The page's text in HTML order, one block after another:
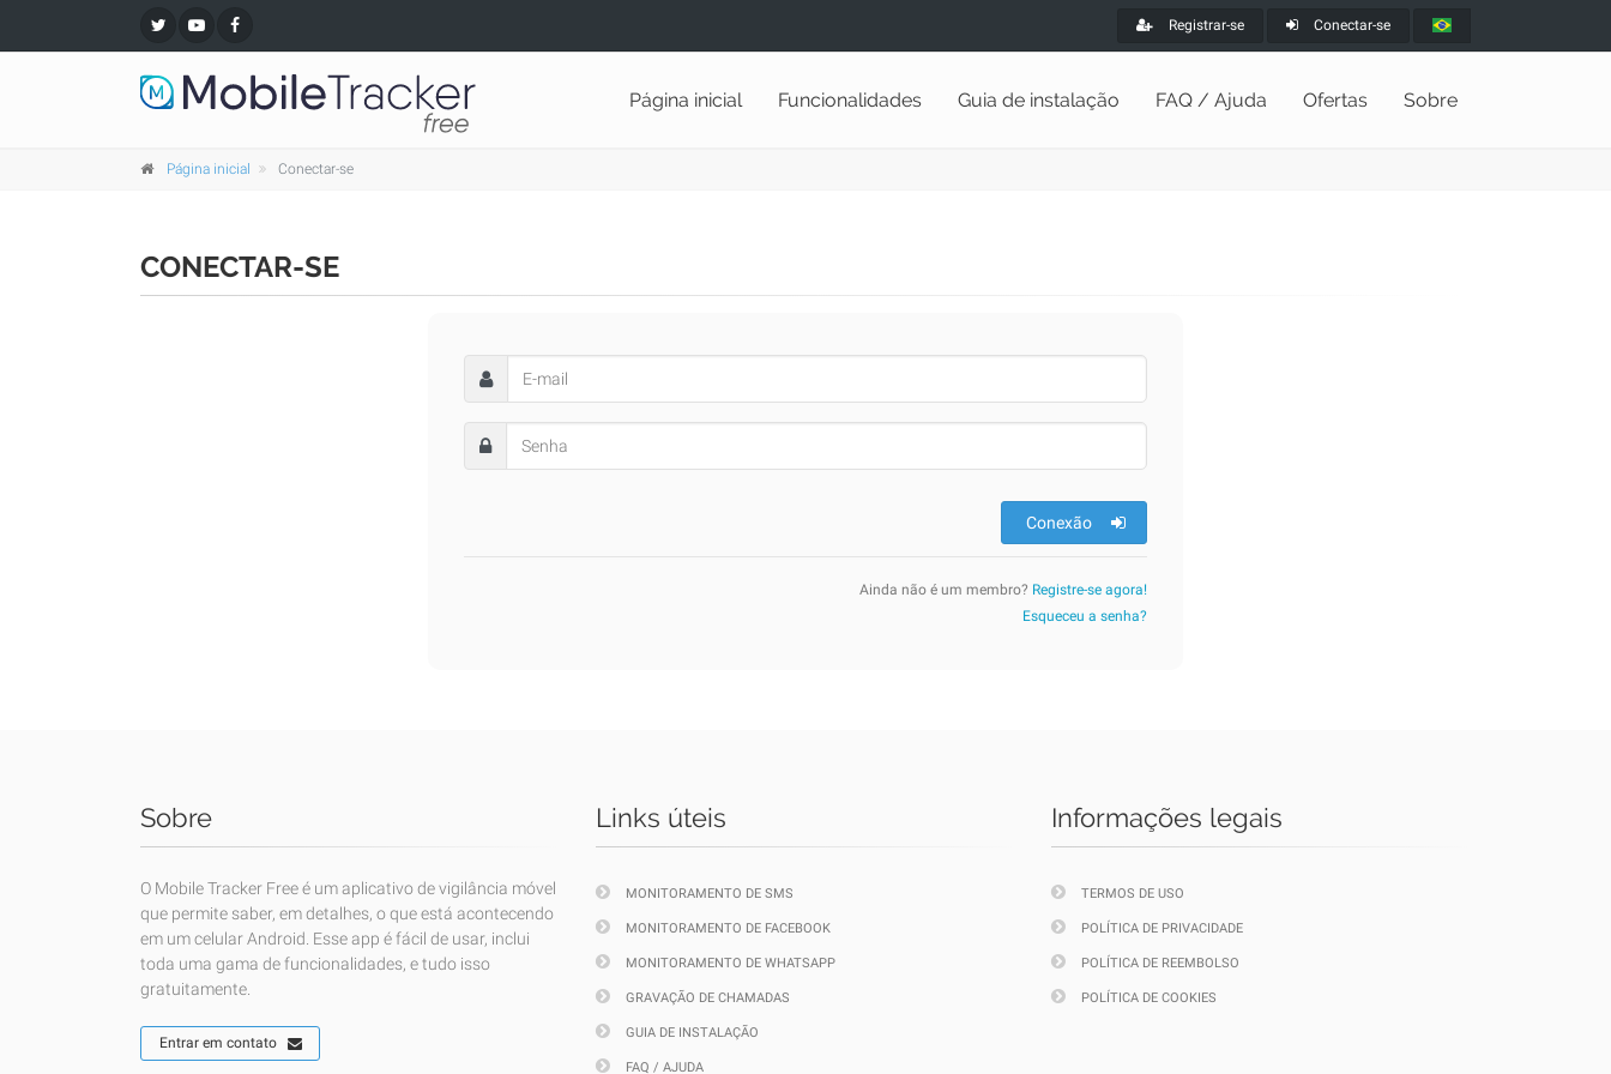
Registrar-se Conectar-se
Página inicial Funcionalidades Guia de instalação FAQ / Ajuda Ofertas Sobre
Página inicial Conectar-se
CONECTAR-SE
Conexão
Ainda não é um membro? Registre-se agora!
Esqueceu a senha?
Sobre
O Mobile Tracker Free é um aplicativo de vigilância móvel
que permite saber, em detalhes, o que está acontecendo
em um celular Android. Esse app é fácil de usar, inclui
toda uma gama de funcionalidades, e tudo isso
gratuitamente.
Entrar em contato
Links úteis
MONITORAMENTO DE SMS
MONITORAMENTO DE FACEBOOK
MONITORAMENTO DE WHATSAPP
GRAVAÇÃO DE CHAMADAS
GUIA DE INSTALAÇÃO
FAQ / AJUDA
Informações legais
TERMOS DE USO
POLÍTICA DE PRIVACIDADE
POLÍTICA DE REEMBOLSO
POLÍTICA DE COOKIES